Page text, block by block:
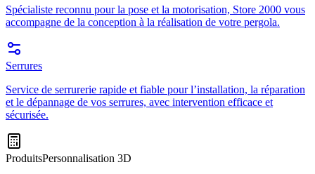
Spécialiste reconnu pour la pose et la motorisation, Store 2000 vous
accompagne de la conception à la réalisation de votre pergola.
Serrures
Service de serrurerie rapide et fiable pour l’installation, la réparation
et le dépannage de vos serrures, avec intervention efficace et
sécurisée.
ProduitsPersonnalisation 3D